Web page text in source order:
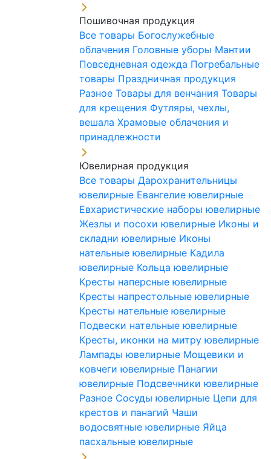
Пошивочная продукция
Все товары Богослужебные
облачения Головные уборы Мантии
Повседневная одежда Погребальные
товары Праздничная продукция
Разное Товары для венчания Товары
для крещения Футляры, чехлы,
вешала Храмовые облачения и
принадлежности
Ювелирная продукция
Все товары Дарохранительницы
ювелирные Евангелие ювелирные
Евхаристические наборы ювелирные
Жезлы и посохи ювелирные Иконы и
складни ювелирные Иконы
нательные ювелирные Кадила
ювелирные Кольца ювелирные
Кресты наперсные ювелирные
Кресты напрестольные ювелирные
Кресты нательные ювелирные
Подвески нательные ювелирные
Кресты, иконки на митру ювелирные
Лампады ювелирные Мощевики и
ковчеги ювелирные Панагии
ювелирные Подсвечники ювелирные
Разное Сосуды ювелирные Цепи для
крестов и панагий Чаши
водосвятные ювелирные Яйца
пасхальные ювелирные